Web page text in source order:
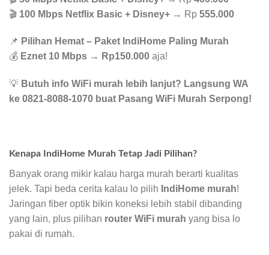
🎬 100 Mbps Netflix Basic + Disney+ → Rp 555.000
📌 Pilihan Hemat – Paket IndiHome Paling Murah
💰 Eznet 10 Mbps → Rp150.000 aja!
💡 Butuh info WiFi murah lebih lanjut? Langsung WA
ke 0821-8088-1070 buat Pasang WiFi Murah Serpong!
Kenapa IndiHome Murah Tetap Jadi Pilihan?
Banyak orang mikir kalau harga murah berarti kualitas
jelek. Tapi beda cerita kalau lo pilih IndiHome murah!
Jaringan fiber optik bikin koneksi lebih stabil dibanding
yang lain, plus pilihan router WiFi murah yang bisa lo
pakai di rumah.